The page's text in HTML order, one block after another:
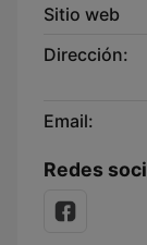
Sitio web
Dirección:
Email:
Redes